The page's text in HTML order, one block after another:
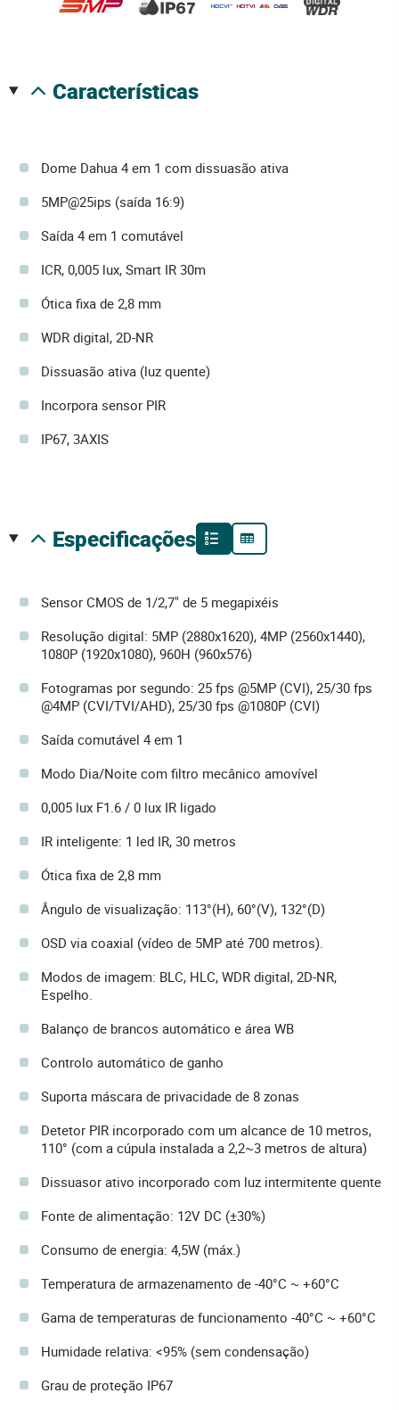
características
Dome Dahua 4 em 1 com dissuasão ativa
5MP@25ips (saída 16:9)
Saída 4 em 1 comutável
ICR, 0,005 lux, Smart IR 30m
Ótica fixa de 2,8 mm
WDR digital, 2D-NR
Dissuasão ativa (luz quente)
Incorpora sensor PIR
IP67, 3AXIS
especificações
Sensor CMOS de 1/2,7" de 5 megapixéis
Resolução digital: 5MP (2880x1620), 4MP (2560x1440),
1080P (1920x1080), 960H (960x576)
Fotogramas por segundo: 25 fps @5MP (CVI), 25/30 fps
@4MP (CVI/TVI/AHD), 25/30 fps @1080P (CVI)
Saída comutável 4 em 1
Modo Dia/Noite com filtro mecânico amovível
0,005 lux F1.6 / 0 lux IR ligado
IR inteligente: 1 led IR, 30 metros
Ótica fixa de 2,8 mm
Ângulo de visualização: 113°(H), 60°(V), 132°(D)
OSD via coaxial (vídeo de 5MP até 700 metros).
Modos de imagem: BLC, HLC, WDR digital, 2D-NR,
Espelho.
Balanço de brancos automático e área WB
Controlo automático de ganho
Suporta máscara de privacidade de 8 zonas
Detetor PIR incorporado com um alcance de 10 metros,
110° (com a cúpula instalada a 2,2~3 metros de altura)
Dissuasor ativo incorporado com luz intermitente quente
Fonte de alimentação: 12V DC (±30%)
Consumo de energia: 4,5W (máx.)
Temperatura de armazenamento de -40°C ~ +60°C
Gama de temperaturas de funcionamento -40°C ~ +60°C
Humidade relativa: <95% (sem condensação)
Grau de proteção IP67